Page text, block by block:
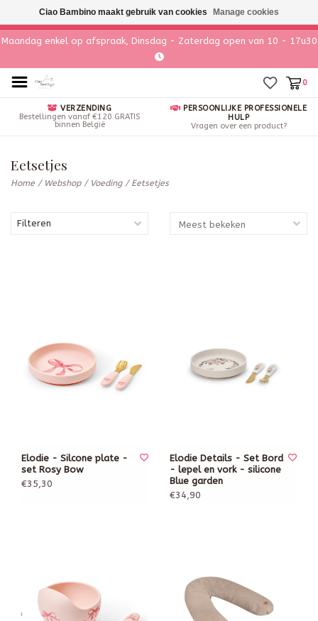
Maandag enkel op afspraak, Dinsdag - Zaterdag open van 10 - 17u30
0
VERZENDING
Bestellingen vanaf €120 GRATIS
binnen België
PERSOONLIJKE PROFESSIONELE
HULP
Vragen over een product?
Eetsetjes
Home / Webshop/ Voeding/ Eetsetjes
Filteren
Elodie - Silcone plate -
set Rosy Bow
€35,30
Elodie Details - Set Bord
- lepel en vork - silicone
Blue garden
€34,90
Ciao Bambino maakt gebruik van cookies Manage cookies